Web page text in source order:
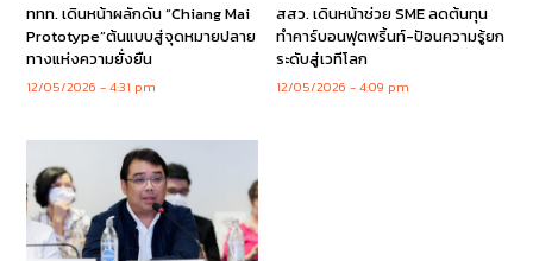
ททท. เดินหน้าผลักดัน “Chiang Mai
Prototype”ต้นแบบสู่จุดหมายปลาย
ทางแห่งความยั่งยืน
12/05/2026 4:31 pm
สสว. เดินหน้าช่วย SME ลดต้นทุน
ทำคาร์บอนฟุตพริ้นท์-ปัอนความรู้ยก
ระดับสู่เวทีโลก
12/05/2026 4:09 pm